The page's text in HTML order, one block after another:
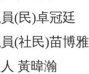
(民)卓冠廷
(社民)苗博雅
黃暐瀚